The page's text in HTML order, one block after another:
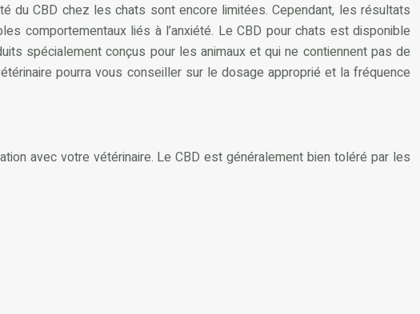
du CBD chez les chats sont encore limitées. Cependant, les résultats
comportementaux liés à l’anxiété. Le CBD pour chats est disponible
spécialement conçus pour les animaux et qui ne contiennent pas de
pourra vous conseiller sur le dosage approprié et la fréquence
avec votre vétérinaire. Le CBD est généralement bien toléré par les